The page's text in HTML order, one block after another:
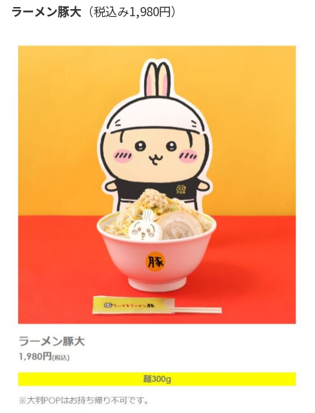
ラーメン豚大 （税込み1,980円）